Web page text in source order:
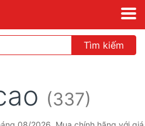
Tìm kiếm
(337)